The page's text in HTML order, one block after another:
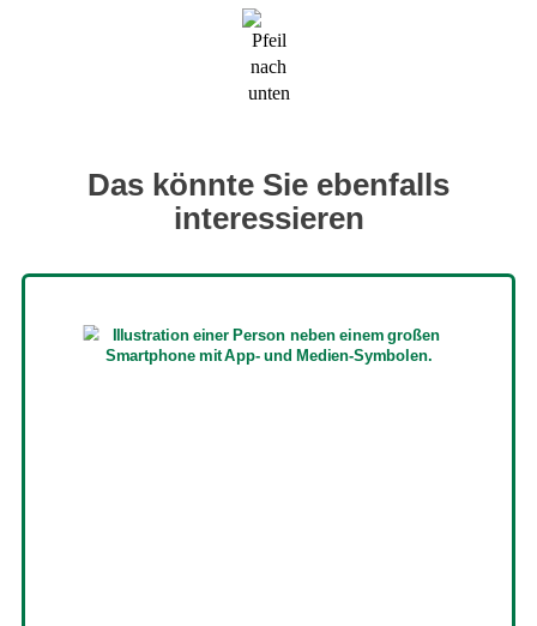
Das könnte Sie ebenfalls
interessieren